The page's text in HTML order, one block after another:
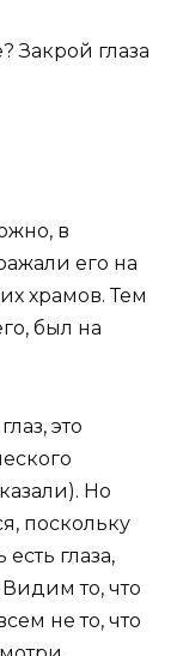
Закрой глаза
в
его на
храмов. Тем
был на
это
Но
поскольку
глаза,
то, что
не то, что